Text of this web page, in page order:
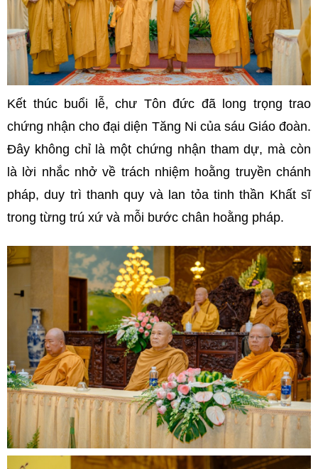
Kết thúc buổi lễ, chư Tôn đức đã long trọng trao
chứng nhận cho đại diện Tăng Ni của sáu Giáo đoàn.
Đây không chỉ là một chứng nhận tham dự, mà còn
là lời nhắc nhở về trách nhiệm hoằng truyền chánh
pháp, duy trì thanh quy và lan tỏa tinh thần Khất sĩ
trong từng trú xứ và mỗi bước chân hoằng pháp.